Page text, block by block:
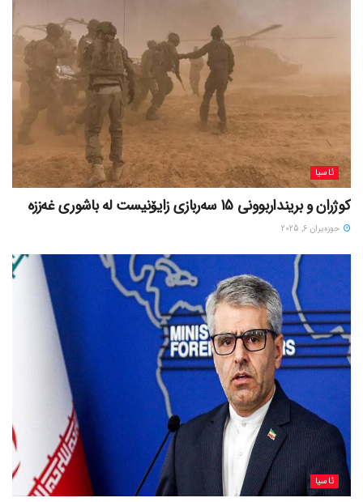
ئاسیا
کوژران و برینداربوونی 15 سەربازی زایۆنیست لە باشوری غەززە
حوزه‌یران 6, 2025
ئاسیا